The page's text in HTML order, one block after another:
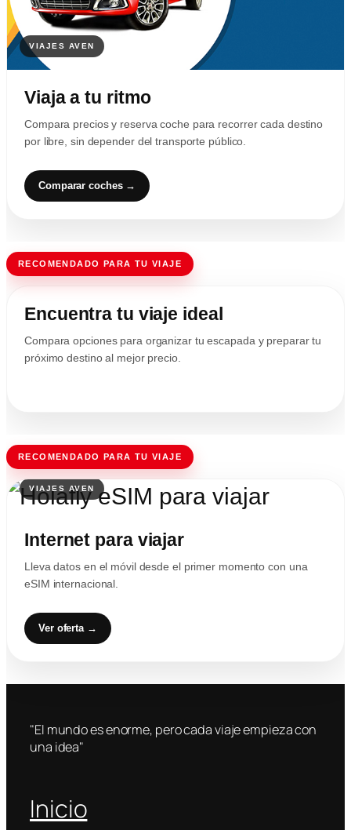
Viaja a tu ritmo
Compara precios y reserva coche para recorrer cada destino
por libre, sin depender del transporte público.
Comparar coches →
RECOMENDADO PARA TU VIAJE
Encuentra tu viaje ideal
Compara opciones para organizar tu escapada y preparar tu
próximo destino al mejor precio.
RECOMENDADO PARA TU VIAJE
Internet para viajar
Lleva datos en el móvil desde el primer momento con una
eSIM internacional.
Ver oferta →
"El mundo es enorme, pero cada viaje empieza con
una idea"
Inicio